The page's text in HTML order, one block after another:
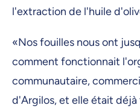
l'extraction de l'huile
«Nos fouilles nous ont
comment fonctionnait
communautaire,
d'Argilos, et elle était déjà